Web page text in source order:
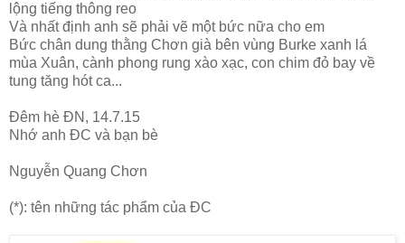
lộng tiếng thông reo
Và nhất định anh sẽ phải vẽ một bức nữa cho em
Bức chân dung thằng Chơn già bên vùng Burke xanh lá
mùa Xuân, cành phong rung xào xạc, con chim đỏ bay về
tung tăng hót ca...
Đêm hè ĐN, 14.7.15
Nhớ anh ĐC và bạn bè
Nguyễn Quang Chơn
(*): tên những tác phẩm của ĐC